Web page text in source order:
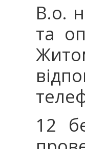
В.о.
та
12